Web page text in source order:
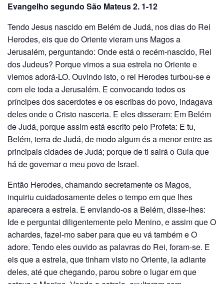
Evangelho segundo São Mateus 2. 1-12
Tendo Jesus nascido em Belém de Judá, nos dias do Rei
Herodes, eis que do Oriente vieram uns Magos a
Jerusalém, perguntan­do: Onde está o recém-nascido, Rei
dos Judeus? Porque vimos a sua estrela no Oriente e
viemos adorá-LO. Ouvindo isto, o rei Herodes turbou-se e
com ele toda a Jerusalém. E convocando todos os
príncipes dos sa­cerdotes e os escribas do povo, indagava
deles onde o Cristo nasceria. E eles disseram: Em Belém
de Judá, porque assim está escrito pelo Profeta: E tu,
Belém, terra de Judá, de modo algum és a menor entre as
principais cidades de Judá; porque de ti sairá o Guia que
há de governar o meu povo de Israel.
Então Herodes, chamando secretamente os Magos,
inquiriu cuidadosamente deles o tempo em que lhes
aparecera a estrela. E enviando-os a Belém, disse-lhes:
Ide e per­guntai diligentemente pelo Menino, e assim que O
achardes, fazei-mo saber para que eu vá também e O
adore. Tendo eles ouvido as palavras do Rei, foram-se. E
eis que a estrela, que tinham visto no Oriente, ia adiante
deles, até que chegando, parou sobre o lugar em que